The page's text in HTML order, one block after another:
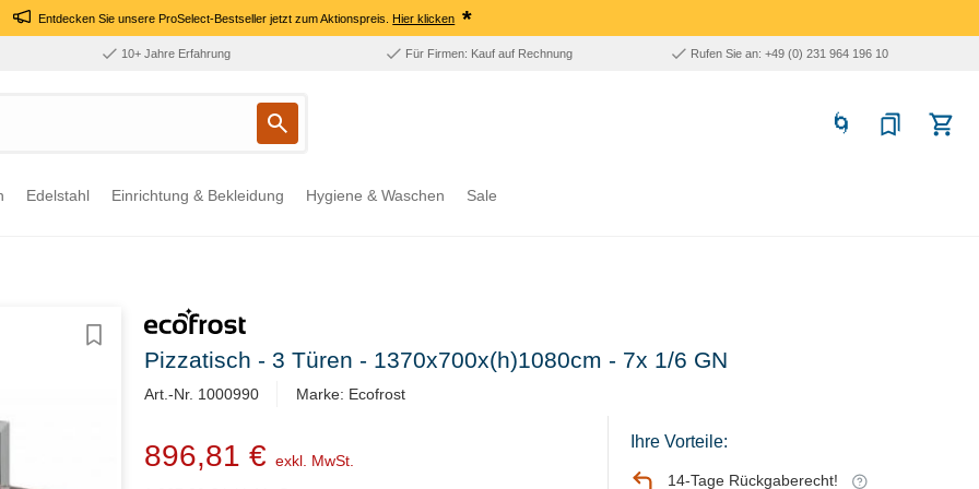
Entdecken Sie unsere ProSelect-Bestseller jetzt zum Aktionspreis.Hier klicken *
10+ Jahre Erfahrung Für Firmen: Kauf auf Rechnung Rufen Sie an: +49 (0) 231 964 196 10
Edelstahl Einrichtung & Bekleidung Hygiene & Waschen Sale
Pizzatisch - 3 Türen - 1370x700x(h)1080cm - 7x 1/6 GN
Art.-Nr. 1000990 Marke: Ecofrost
896,81 € exkl. MwSt.
Ihre Vorteile:
14-Tage Rückgaberecht!